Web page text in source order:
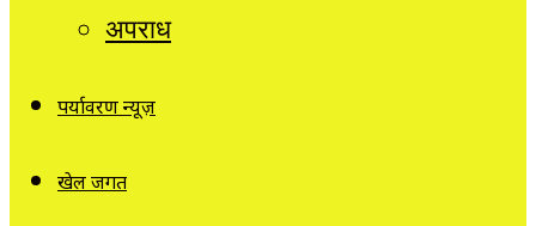
अपराध
पर्यावरण न्यूज़
खेल जगत